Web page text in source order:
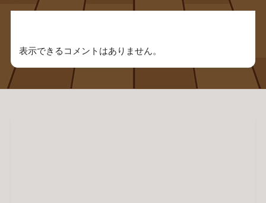
表示できるコメントはありません。